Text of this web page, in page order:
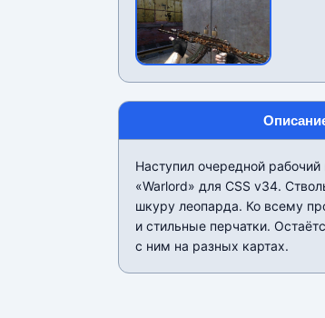
Наступил очередной
«Warlord» для CSS v34.
шкуру леопарда. Ко всему
и стильные перчатки.
с ним на разных картах.